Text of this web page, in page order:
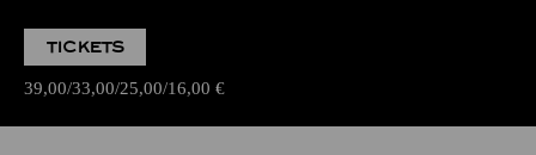
TICKETS
39,00 33,00 25,00 16,00 €